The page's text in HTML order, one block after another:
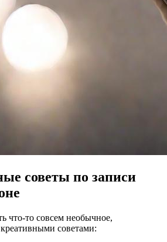
советы по записи
что-то совсем необычное,
советами: